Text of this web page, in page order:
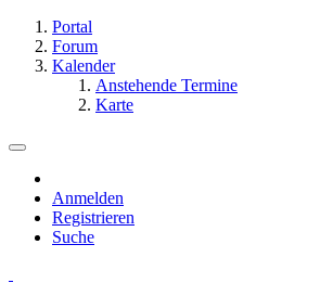
Portal
Forum
Kalender
Anstehende Termine
Karte
Anmelden
Registrieren
Suche